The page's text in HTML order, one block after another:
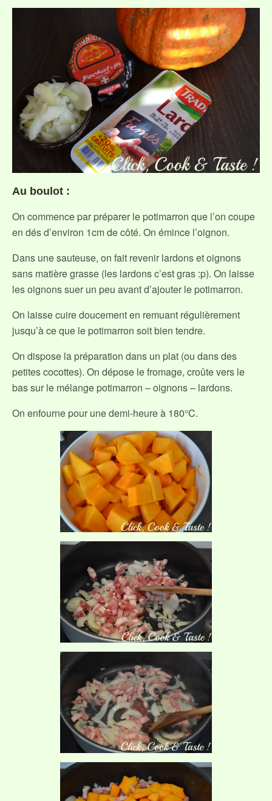
Au boulot :
On commence par préparer le potimarron que l’on coupe
en dés d’environ 1cm de côté. On émince l’oignon.
Dans une sauteuse, on fait revenir lardons et oignons
sans matière grasse (les lardons c’est gras :p). On laisse
les oignons suer un peu avant d’ajouter le potimarron.
On laisse cuire doucement en remuant régulièrement
jusqu’à ce que le potimarron soit bien tendre.
On dispose la préparation dans un plat (ou dans des
petites cocottes). On dépose le fromage, croûte vers le
bas sur le mélange potimarron – oignons – lardons.
On enfourne pour une demi-heure à 180°C.